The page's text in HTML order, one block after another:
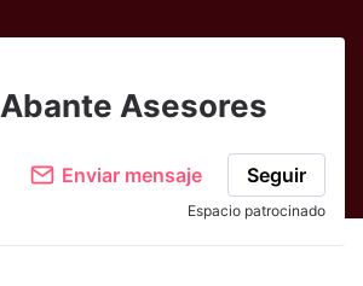
Abante Asesores
Enviar mensaje Seguir
Espacio patrocinado